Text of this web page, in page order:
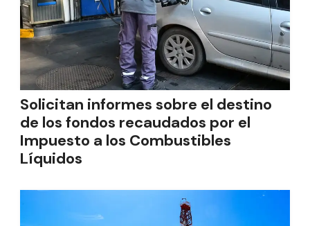
Solicitan informes sobre el destino
de los fondos recaudados por el
Impuesto a los Combustibles
Líquidos